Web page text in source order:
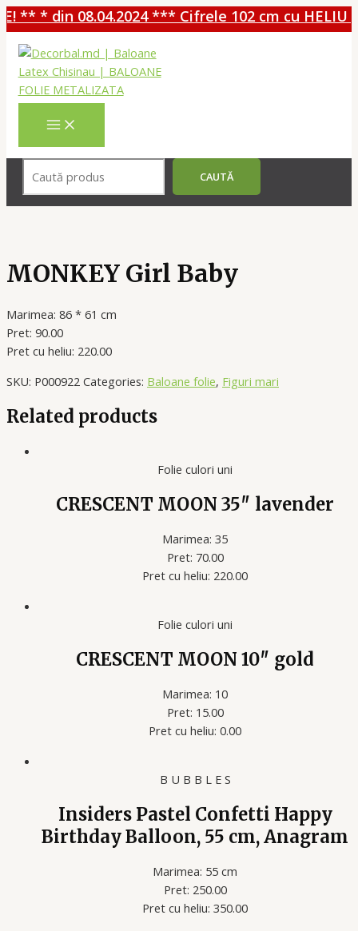
** * din 08.04.2024 *** Cifrele 102 cm cu HELIU -
Перейти
содержимому
MAIN
MENU
CAUTĂ
MONKEY Girl Baby
Marimea: 86 * 61 cm
Pret: 90.00
Pret cu heliu: 220.00
SKU: P000922 Categories: Baloane folie, Figuri mari
Related products
Folie culori uni
CRESCENT MOON 35″ lavender
Marimea: 35
Pret: 70.00
Pret cu heliu: 220.00
Folie culori uni
CRESCENT MOON 10″ gold
Marimea: 10
Pret: 15.00
Pret cu heliu: 0.00
B U B B L E S
Insiders Pastel Confetti Happy
Birthday Balloon, 55 cm, Anagram
Marimea: 55 cm
Pret: 250.00
Pret cu heliu: 350.00